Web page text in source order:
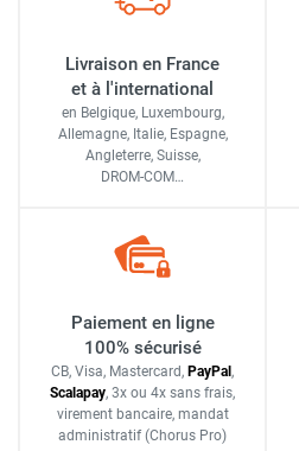
Livraison en France
et à l'international
en Belgique, Luxembourg,
Allemagne, Italie, Espagne,
Angleterre, Suisse,
DROM-COM…
Paiement en ligne
100% sécurisé
CB, Visa, Mastercard, PayPal ,
Scalapay, 3x ou 4x sans frais,
virement bancaire, mandat
administratif (Chorus Pro)